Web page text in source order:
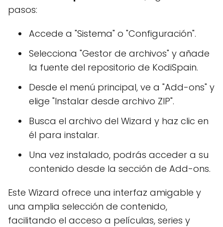
pasos:
Accede a "Sistema" o "Configuración".
Selecciona "Gestor de archivos" y añade
la fuente del repositorio de KodiSpain.
Desde el menú principal, ve a "Add-ons" y
elige "Instalar desde archivo ZIP".
Busca el archivo del Wizard y haz clic en
él para instalar.
Una vez instalado, podrás acceder a su
contenido desde la sección de Add-ons.
Este Wizard ofrece una interfaz amigable y
una amplia selección de contenido,
facilitando el acceso a películas, series y